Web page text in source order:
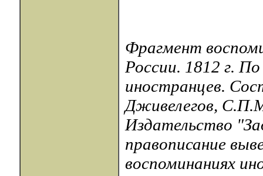
Фрагмент
России. 1812 г.
иностранцев.
Дживелегов,
Издательство
правописание
воспоминаниях